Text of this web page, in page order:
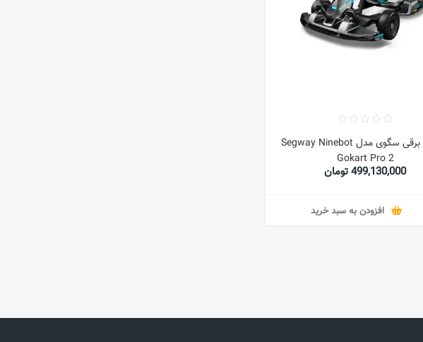
اسکوتر برقی سگوی مدل Segway Ninebot
Gokart Pro 2
499,130,000 تومان
افزودن به سبد خرید